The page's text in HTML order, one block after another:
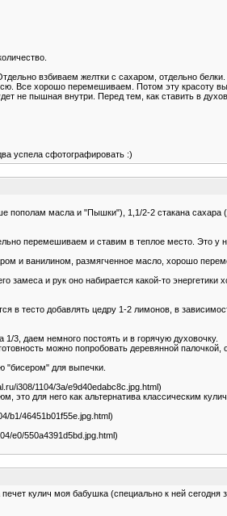
взбиваем желтки с сахаром, отдельно
Все хорошо перемешиваем. Потом эту
не пышная внутри. Перед тем, как ставить в
успела сфотографировать :)
пополам масла и "Пышки"), 1,1/2-2 стакана
перемешиваем и ставим в теплое место. Это у
и ванилином, размягченное масло, хорошо
и рук оно набирается какой-то энергетики
в тесто добавлять цедру 1-2 лимонов, в
даем немного постоять и в горячую духовочку.
можно попробовать деревянной палочкой,
"бисером" для выпечки.
i308/1104/3a/e9d40edabc8c.jpg.html)
для него как альтернатива классическим
b1/46451b01f55e.jpg.html)
e0/550a4391d5bd.jpg.html)
кулич моя бабушка (специально к ней